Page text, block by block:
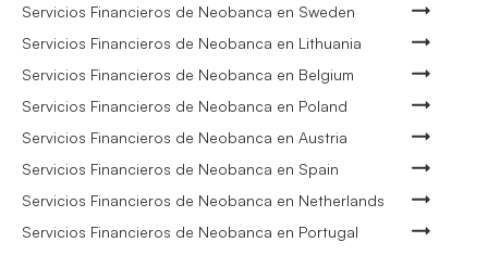
Servicios Financieros de Neobanca en Sweden
Servicios Financieros de Neobanca en Lithuania
Servicios Financieros de Neobanca en Belgium
Servicios Financieros de Neobanca en Poland
Servicios Financieros de Neobanca en Austria
Servicios Financieros de Neobanca en Spain
Servicios Financieros de Neobanca en Netherlands
Servicios Financieros de Neobanca en Portugal